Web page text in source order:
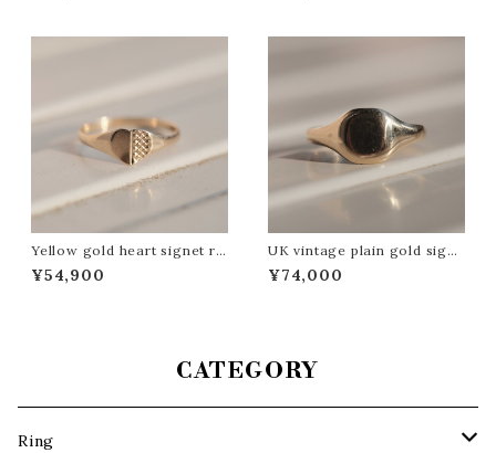
Yellow gold heart signet ri
ng
¥54,900
UK vintage plain gold signe
t ring
¥74,000
CATEGORY
Ring